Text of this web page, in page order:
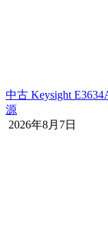
中古 Keysight
源
2026年8月7日